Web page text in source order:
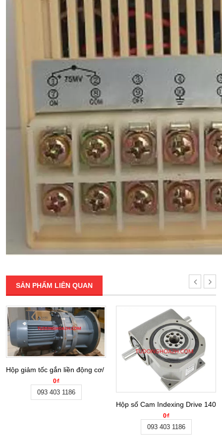
SẢN PHẨM LIÊN QUAN
Hộp giảm tốc gắn liền động cơ/ Gear motor BLY27-59-3KW
0₫
093 403 1186
Hộp số Cam Indexing Drive
0₫
093 403 1186